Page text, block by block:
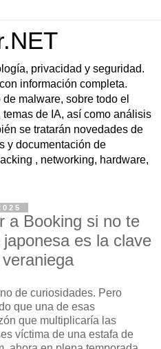
privacidad y seguridad.
información completa.
malware, sobre todo el
de IA, así como análisis
se tratarán novedades de
y documentación de
, networking, hardware,
a Booking si no te
es la clave
de curiosidades. Pero
que una de esas
que multiplicaría las
víctima de una estafa de